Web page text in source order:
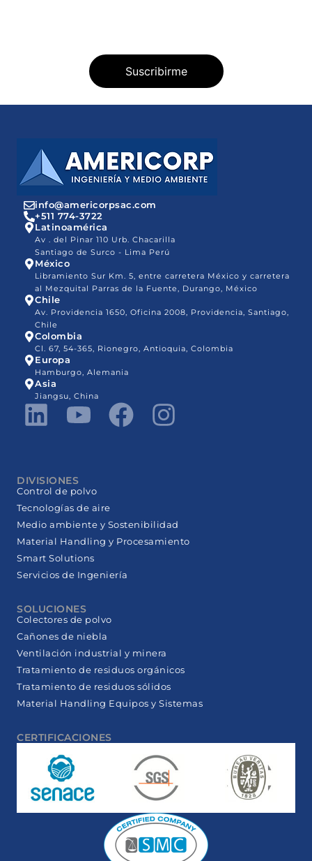
info@americorpsac.com
+511 774-3722
Latinoamérica
Av . del Pinar 110 Urb. Chacarilla
Santiago de Surco - Lima Perú
México
Libramiento Sur Km. 5, entre carretera México y carretera
al Mezquital Parras de la Fuente, Durango, México
Chile
Av. Providencia 1650, Oficina 2008, Providencia, Santiago,
Chile
Colombia
Cl. 67, 54-365, Rionegro, Antioquia, Colombia
Europa
Hamburgo, Alemania
Asia
Jiangsu, China
DIVISIONES
Control de polvo
Tecnologías de aire
Medio ambiente y Sostenibilidad
Material Handling y Procesamiento
Smart Solutions
Servicios de Ingeniería
SOLUCIONES
Colectores de polvo
Cañones de niebla
Ventilación industrial y minera
Tratamiento de residuos orgánicos
Tratamiento de residuos sólidos
Material Handling Equipos y Sistemas
CERTIFICACIONES